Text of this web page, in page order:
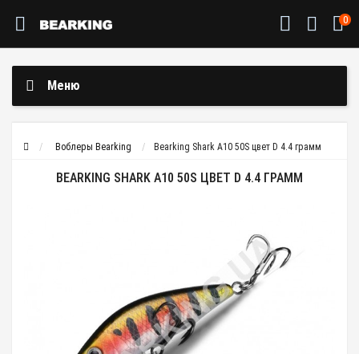
0
Меню
Воблеры Bearking Bearking Shark A10 50S цвет D 4.4 грамм
BEARKING SHARK A10 50S ЦВЕТ D 4.4 ГРАММ